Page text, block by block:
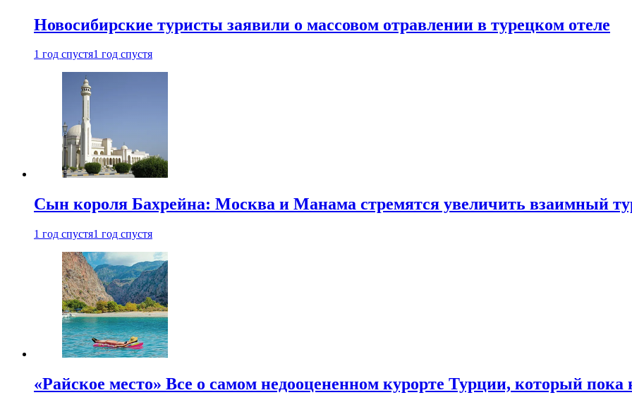
Новосибирские туристы заявили о массовом отравлении в турецком отеле
1 год спустя1 год спустя
Сын короля Бахрейна: Москва и Манама стремятся увеличить взаимный
1 год спустя1 год спустя
«Райское место» Все о самом недооцененном курорте Турции, который пока